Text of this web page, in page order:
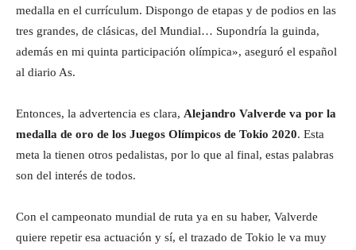
medalla en el currículum. Dispongo de etapas y de podios en las
tres grandes, de clásicas, del Mundial… Supondría la guinda,
además en mi quinta participación olímpica», aseguró el español
al diario As.
Entonces, la advertencia es clara, Alejandro Valverde va por la
medalla de oro de los Juegos Olímpicos de Tokio 2020. Esta
meta la tienen otros pedalistas, por lo que al final, estas palabras
son del interés de todos.
Con el campeonato mundial de ruta ya en su haber, Valverde
quiere repetir esa actuación y sí, el trazado de Tokio le va muy